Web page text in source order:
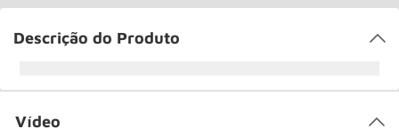
Descrição do Produto
Vídeo